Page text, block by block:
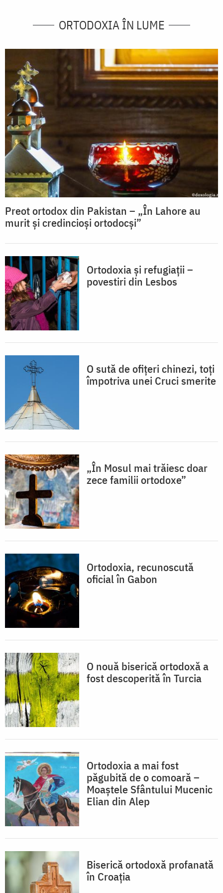
ORTODOXIA ÎN LUME
Preot ortodox din Pakistan – „În Lahore au
murit şi credincioşi ortodocşi”
Ortodoxia şi refugiaţii –
povestiri din Lesbos
O sută de ofițeri chinezi, toți
împotriva unei Cruci smerite
„În Mosul mai trăiesc doar
zece familii ortodoxe”
Ortodoxia, recunoscută
oficial în Gabon
O nouă biserică ortodoxă a
fost descoperită în Turcia
Ortodoxia a mai fost
păgubită de o comoară –
Moaștele Sfântului Mucenic
Elian din Alep
Biserică ortodoxă profanată
în Croația